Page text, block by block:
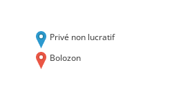
Privé non lucratif
Bolozon